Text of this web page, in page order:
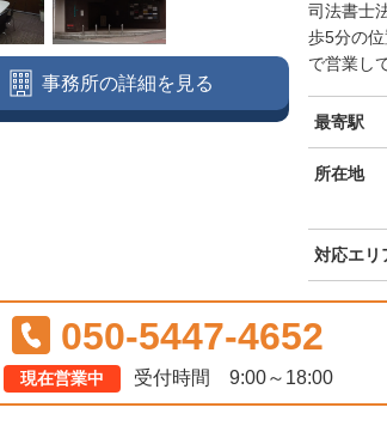
司法書士
歩5分の
で営業し
最寄駅
所在地
対応エリ
事務所の詳細を見る
050-5447-4652
現在営業中 受付時間 9:00～18:00